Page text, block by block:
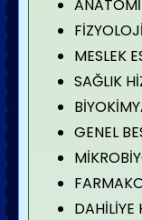
ANATOMİ
FİZYOLOJİ
MESLEK
SAĞLIK
GENEL
DAHİLİYE